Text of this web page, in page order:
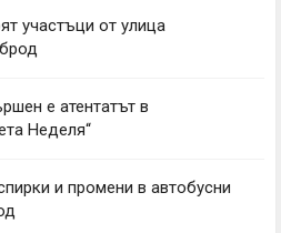
участъци от улица
е атентатът в
Неделя“
и промени в автобусни